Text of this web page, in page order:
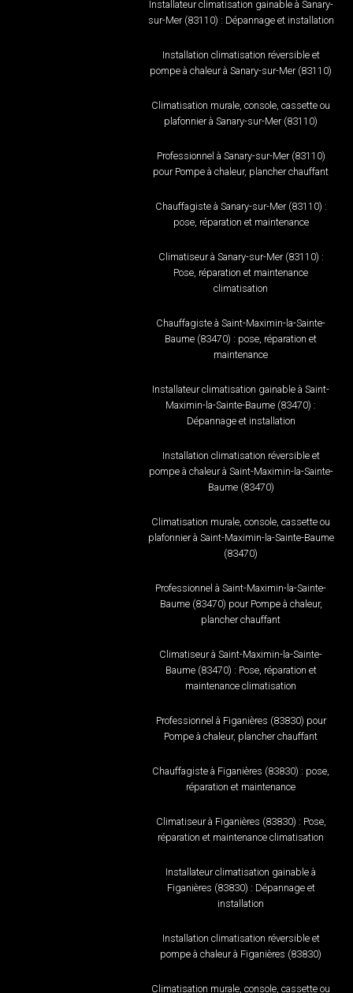
Installateur climatisation gainable à Sanary-
sur-Mer (83110) : Dépannage et installation
Installation climatisation réversible et
pompe à chaleur à Sanary-sur-Mer (83110)
Climatisation murale, console, cassette ou
plafonnier à Sanary-sur-Mer (83110)
Professionnel à Sanary-sur-Mer (83110)
pour Pompe à chaleur, plancher chauffant
Chauffagiste à Sanary-sur-Mer (83110) :
pose, réparation et maintenance
Climatiseur à Sanary-sur-Mer (83110) :
Pose, réparation et maintenance
climatisation
Chauffagiste à Saint-Maximin-la-Sainte-
Baume (83470) : pose, réparation et
maintenance
Installateur climatisation gainable à Saint-
Maximin-la-Sainte-Baume (83470) :
Dépannage et installation
Installation climatisation réversible et
pompe à chaleur à Saint-Maximin-la-Sainte-
Baume (83470)
Climatisation murale, console, cassette ou
plafonnier à Saint-Maximin-la-Sainte-Baume
(83470)
Professionnel à Saint-Maximin-la-Sainte-
Baume (83470) pour Pompe à chaleur,
plancher chauffant
Climatiseur à Saint-Maximin-la-Sainte-
Baume (83470) : Pose, réparation et
maintenance climatisation
Professionnel à Figanières (83830) pour
Pompe à chaleur, plancher chauffant
Chauffagiste à Figanières (83830) : pose,
réparation et maintenance
Climatiseur à Figanières (83830) : Pose,
réparation et maintenance climatisation
Installateur climatisation gainable à
Figanières (83830) : Dépannage et
installation
Installation climatisation réversible et
pompe à chaleur à Figanières (83830)
Climatisation murale, console, cassette ou